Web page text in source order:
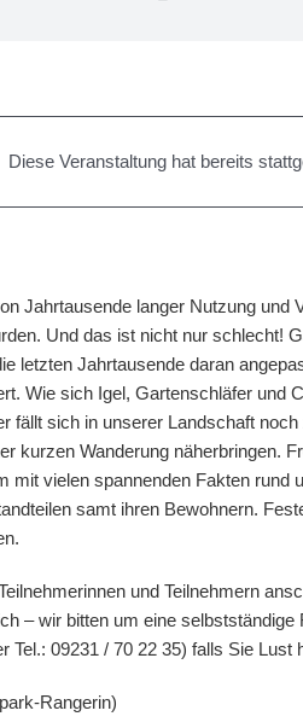
Diese Veranstaltung hat bereits
Jahrtausende langer Nutzung und
Und das ist nicht nur schlecht!
letzten Jahrtausende daran
Wie sich Igel, Gartenschläfer und
fällt sich in unserer Landschaft
kurzen Wanderung näherbringen.
mit vielen spannenden Fakten rund
samt ihren Bewohnern.
und Teilnehmern
– wir bitten um eine selbstständige
Tel.: 09231 / 70 22 35) falls Sie Lust
Rangerin)